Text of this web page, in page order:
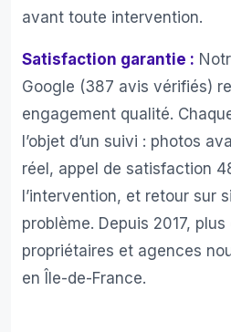
avant toute intervention.
Satisfaction garantie :
Google (387 avis vérifiés)
engagement qualité.
l’objet d’un suivi : photos
réel, appel de satisfaction
l’intervention, et retour sur
problème. Depuis 2017,
propriétaires et agences
en Île-de-France.